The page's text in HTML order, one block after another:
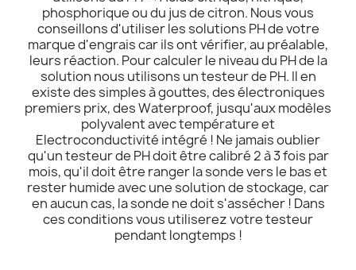
phosphorique ou du jus de citron. Nous vous
conseillons d'utiliser les solutions PH de votre
marque d'engrais car ils ont vérifier, au préalable,
leurs réaction. Pour calculer le niveau du PH de la
solution nous utilisons un testeur de PH. Il en
existe des simples à gouttes, des électroniques
premiers prix, des Waterproof, jusqu'aux modèles
polyvalent avec température et
Electroconductivité intégré ! Ne jamais oublier
qu'un testeur de PH doit être calibré 2 à 3 fois par
mois, qu'il doit être ranger la sonde vers le bas et
rester humide avec une solution de stockage, car
en aucun cas, la sonde ne doit s'assécher ! Dans
ces conditions vous utiliserez votre testeur
pendant longtemps !